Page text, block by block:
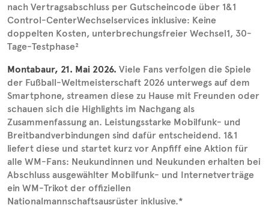
nach Vertragsabschluss per Gutscheincode über 1&1
Control-CenterWechselservices inklusive: Keine
doppelten Kosten, unterbrechungsfreier Wechsel1, 30-
Tage-Testphase²
Montabaur, 21. Mai 2026. Viele Fans verfolgen die Spiele
der Fußball-Weltmeisterschaft 2026 unterwegs auf dem
Smartphone, streamen diese zu Hause mit Freunden oder
schauen sich die Highlights im Nachgang als
Zusammenfassung an. Leistungsstarke Mobilfunk- und
Breitbandverbindungen sind dafür entscheidend. 1&1
liefert diese und startet kurz vor Anpfiff eine Aktion für
alle WM-Fans: Neukundinnen und Neukunden erhalten bei
Abschluss ausgewählter Mobilfunk- und Internetverträge
ein WM‑Trikot der offiziellen
Nationalmannschaftsausrüster inklusive.*